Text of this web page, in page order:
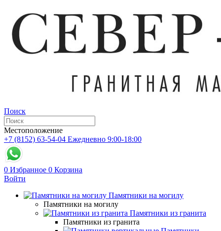
Поиск
Местоположение
+7 (8152) 63-54-04 Ежедневно 9:00-18:00
0 Избранное 0 Корзина
Войти
Памятники на могилу
Памятники на могилу
Памятники из гранита
Памятники из гранита